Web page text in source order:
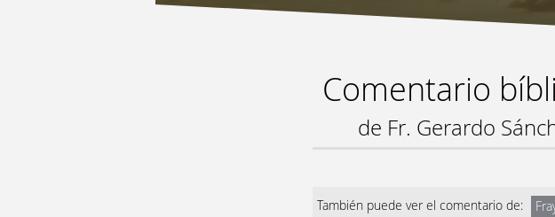
Comentario
de Fr. Gerardo
También puede ver el comentario de: